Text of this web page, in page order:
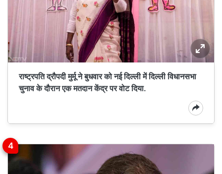
राष्ट्रपति द्रौपदी मुर्मू ने बुधवार को नई दिल्ली में दिल्ली विधानसभा
चुनाव के दौरान एक मतदान केंद्र पर वोट दिया.